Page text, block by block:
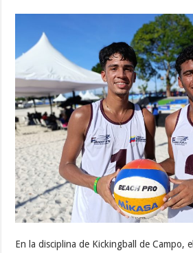
En la disciplina de Kickingball de Campo,